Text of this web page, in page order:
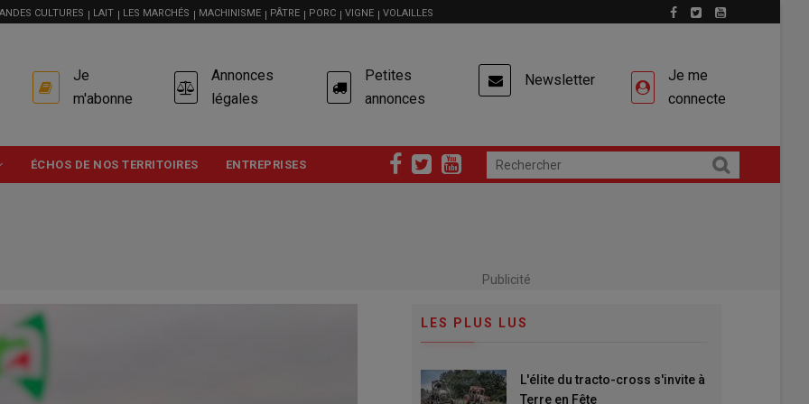
CULTURES LAIT LES MARCHÉS MACHINISME PÂTRE PORC VIGNE VOLAILLES
USER
ACCOUNT
MENU
Je
m'abonne
Annonces
légales
Petites
annonces
Newsletter
Je me
connecte
ÉCHOS DE NOS TERRITOIRES ENTREPRISES
Publicité
LES PLUS LUS
L'élite du tracto-cross s'invite à
Terre en Fête